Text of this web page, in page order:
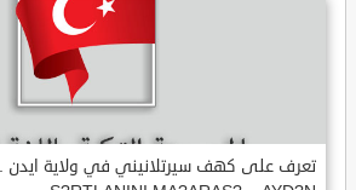
تعرف على كهف سيرتلانيني في ولاية ايدن